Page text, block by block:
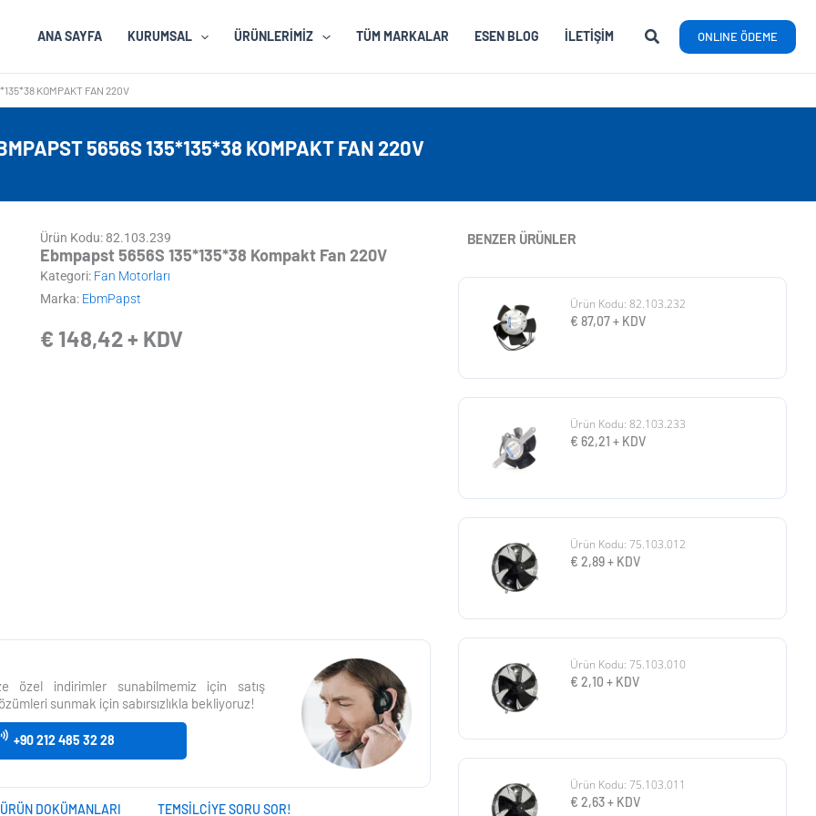
ANA SAYFA KURUMSAL ÜRÜNLERIMIZ TÜM MARKALAR ESEN BLOG İLETIŞIM ONLINE ÖDEME
KOMPAKT FAN 220V
5656S 135*135*38 KOMPAKT FAN 220V
Ürün Kodu: 82.103.239
Ebmpapst 5656S 135*135*38 Kompakt Fan 220V
Kategori: Fan Motorları
Marka: EbmPapst
€ 148,42+ KDV
özel indirimler sunabilmemiz için satış
sunmak için sabırsızlıkla bekliyoruz!
+90 212 485 32 28
ÜRÜN DOKÜMANLARI TEMSILCIYE SORU SOR!
BENZER ÜRÜNLER
Ürün Kodu: 82.103.232
€ 87,07+ KDV
Ürün Kodu: 82.103.233
€ 62,21 + KDV
Ürün Kodu: 75.103.012
€ 2,89+ KDV
Ürün Kodu: 75.103.010
€ 2,10 + KDV
Ürün Kodu: 75.103.011
€ 2,63+ KDV